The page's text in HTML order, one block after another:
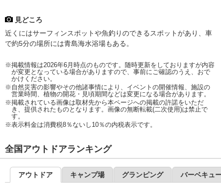
見どころ
近くにはサーフィンスポットや魚釣りのできるスポットがあり、車
で約5分の場所には青島海水浴場もある。
※掲載情報は2026年6月時点のものです。随時更新をしておりますが内容
が変更となっている場合がありますので、事前にご確認のうえ、おで
かけください。
※自然災害の影響やその他諸事情により、イベントの開催情報、施設の
営業時間、植物の開花・見頃期間などは変更になる場合があります。
※掲載されている画像は取材先から本ページへの掲載の許諾をいただ
き、提供されたものとなります。画像の無断転載(二次使用)は禁止で
す。
※表示料金は消費税8％ないし10％の内税表示です。
全国アウトドアランキング
アウトドア キャンプ場 グランピング バーベキュ